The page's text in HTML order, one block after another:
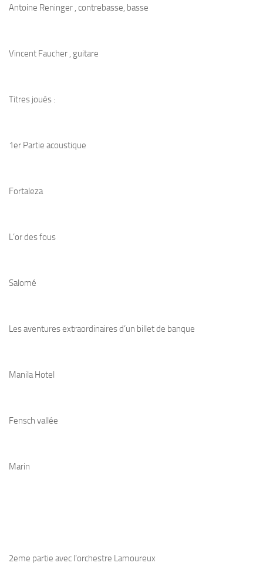
Antoine Reninger , contrebasse, basse
Vincent Faucher , guitare
Titres joués :
1er Partie acoustique
Fortaleza
L’or des fous
Salomé
Les aventures extraordinaires d’un billet de banque
Manila Hotel
Fensch vallée
Marin
2eme partie avec l’orchestre Lamoureux